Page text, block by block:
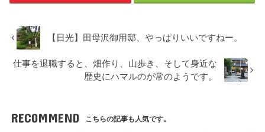
【日光】田母沢御用邸、やっぱりいいですねー。
仕事を退職すると、畑作り、山歩き、そして身近な
歴史にハマルのが常のようです。
RECOMMEND こちらの記事も人気です。